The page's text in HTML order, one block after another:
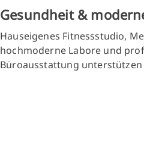
Gesundheit &
Hauseigenes Fitnessstudio,
hochmoderne Labore und
Büroausstattung